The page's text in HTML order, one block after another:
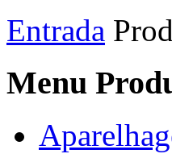
Entrada
Menu